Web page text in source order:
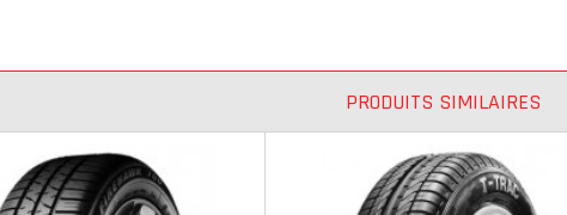
PRODUITS SIMILAIRES